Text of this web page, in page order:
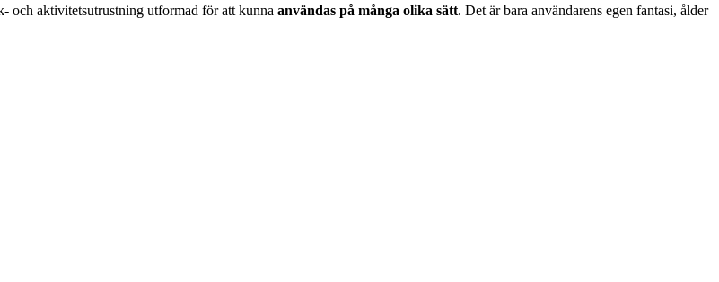
och aktivitetsutrustning utformad för att kunna användas på många olika sätt. Det är bara användarens egen fantasi, ålder